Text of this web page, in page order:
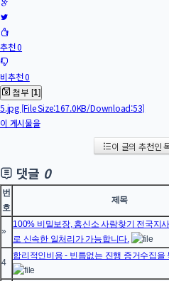
추천 0
비추천 0
첨부 [1]
5.jpg [File Size:167.0KB/Download:53]
이 게시물을
이 글의 추천인
댓글 0
번
호
제목
»
100% 비밀보장, 흥신소 사람찾기 전국지
로 신속한 일처리가 가능합니다.
4
합리적인비용 - 빈틈없는 진행 증거수집을